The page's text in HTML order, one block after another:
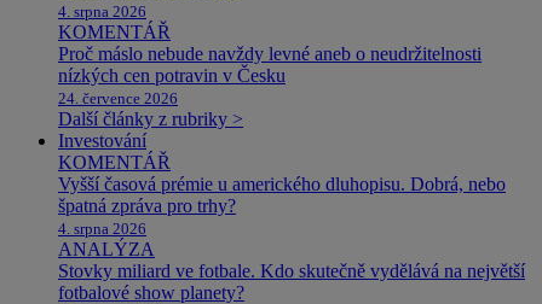
4. srpna 2026
KOMENTÁŘ
Proč máslo nebude navždy levné aneb o neudržitelnosti
nízkých cen potravin v Česku
24. července 2026
Další články z rubriky >
Investování
KOMENTÁŘ
Vyšší časová prémie u amerického dluhopisu. Dobrá, nebo
špatná zpráva pro trhy?
4. srpna 2026
ANALÝZA
Stovky miliard ve fotbale. Kdo skutečně vydělává na největší
fotbalové show planety?